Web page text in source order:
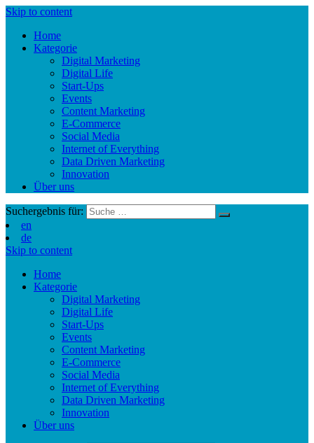
Skip to content
Home
Kategorie
Digital Marketing
Digital Life
Start-Ups
Events
Content Marketing
E-Commerce
Social Media
Internet of Everything
Data Driven Marketing
Innovation
Über uns
Suchergebnis für:
en
de
Skip to content
Home
Kategorie
Digital Marketing
Digital Life
Start-Ups
Events
Content Marketing
E-Commerce
Social Media
Internet of Everything
Data Driven Marketing
Innovation
Über uns